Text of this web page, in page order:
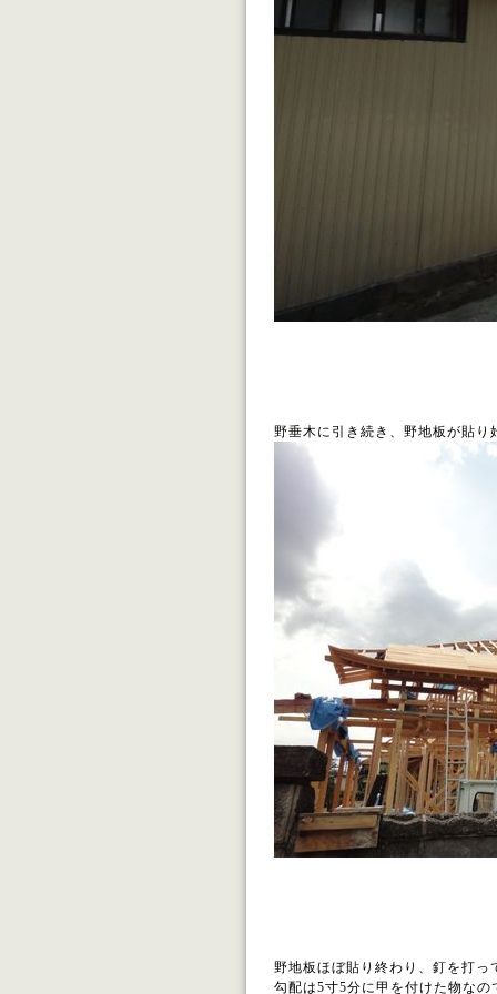
野垂木に引き続き、野地板が貼り
野地板ほぼ貼り終わり、釘を打っ
勾配は5寸5分に甲を付けた物な